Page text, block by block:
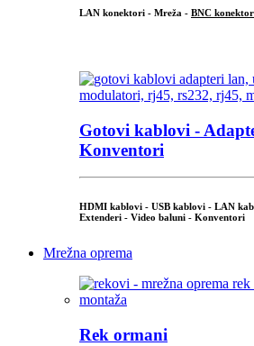
LAN konektori - Mreža - BNC
Gotovi kablovi -
Konventori
HDMI kablovi - USB kablovi - LAN
Extenderi - Video baluni - Konventori
Mrežna oprema
Rek ormani